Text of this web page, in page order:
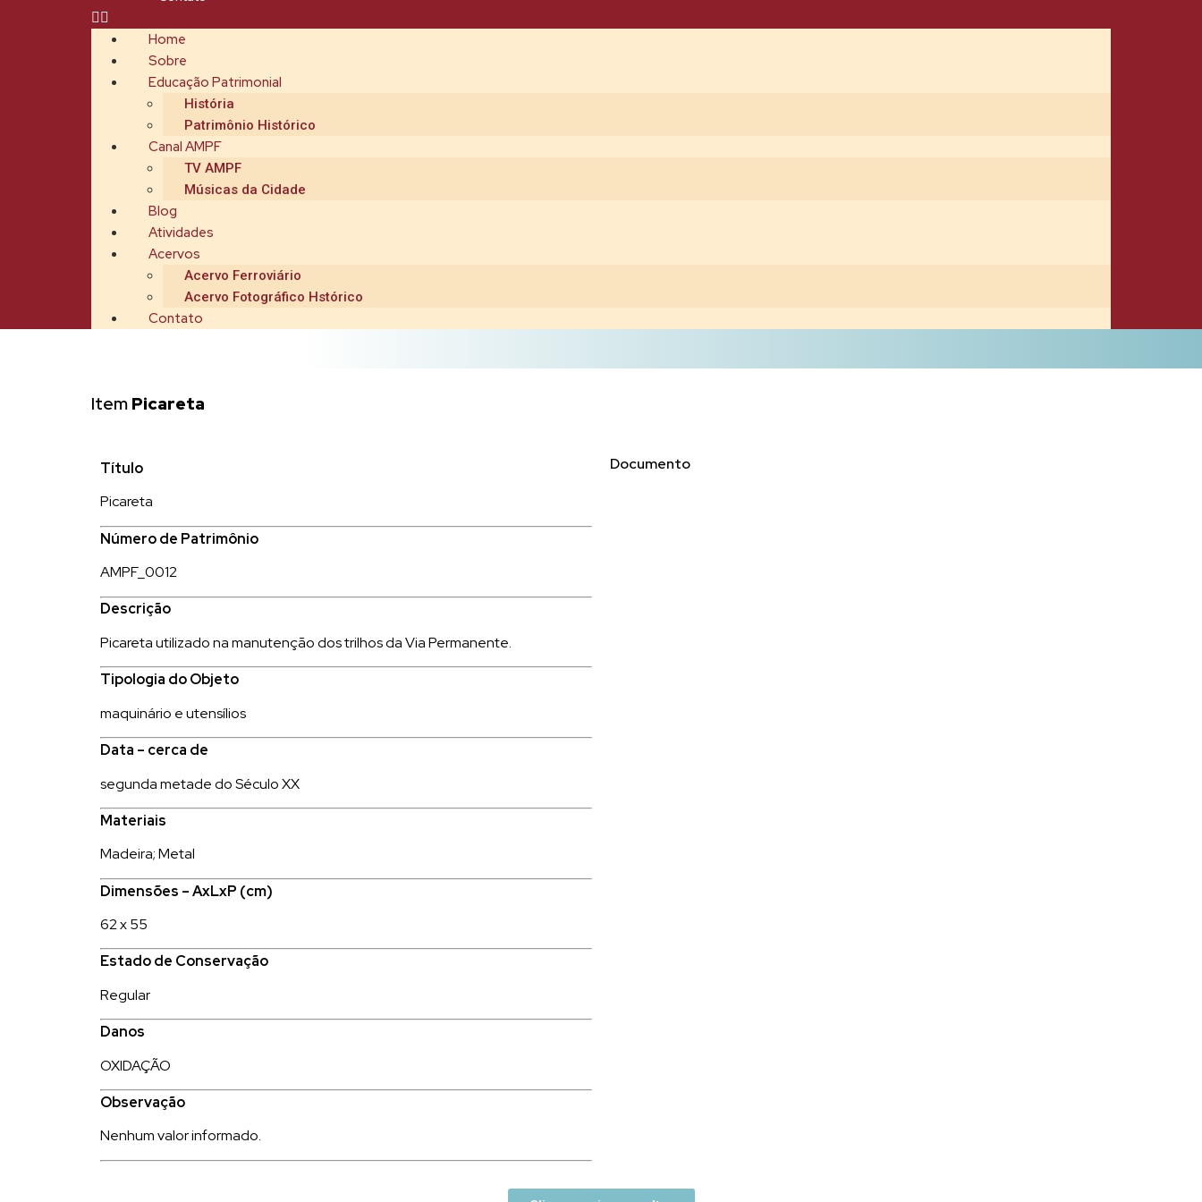
Home
Sobre
Educação Patrimonial
História
Patrimônio Histórico
Canal AMPF
TV AMPF
Músicas da Cidade
Blog
Atividades
Acervos
Acervo Ferroviário
Acervo Fotográfico Hstórico
Contato
Item Picareta
Título
Picareta
Número de Patrimônio
AMPF_0012
Descrição
Picareta utilizado na manutenção dos trilhos da Via Permanente.
Tipologia do Objeto
maquinário e utensílios
Data – cerca de
segunda metade do Século XX
Materiais
Madeira; Metal
Dimensões – AxLxP (cm)
62 x 55
Estado de Conservação
Regular
Danos
OXIDAÇÃO
Observação
Nenhum valor informado.
Documento